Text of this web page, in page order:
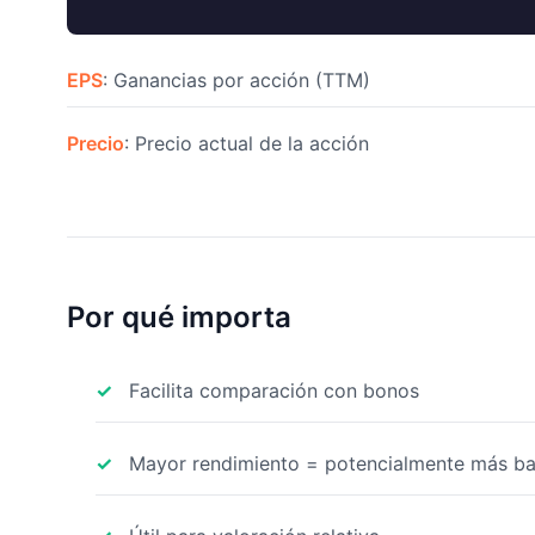
EPS: Ganancias por acción (TTM)
Precio: Precio actual de la acción
Por qué importa
Facilita comparación con bonos
Mayor rendimiento = potencialmente más